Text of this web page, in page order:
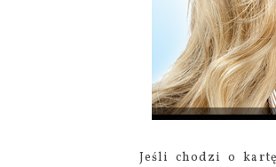
Jeśli chodzi o